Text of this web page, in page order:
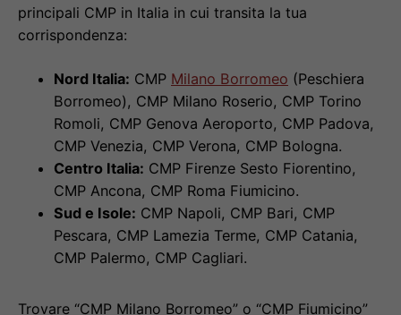
principali CMP in Italia in cui transita la tua
corrispondenza:
Nord Italia: CMP Milano Borromeo (Peschiera
Borromeo), CMP Milano Roserio, CMP Torino
Romoli, CMP Genova Aeroporto, CMP Padova,
CMP Venezia, CMP Verona, CMP Bologna.
Centro Italia: CMP Firenze Sesto Fiorentino,
CMP Ancona, CMP Roma Fiumicino.
Sud e Isole: CMP Napoli, CMP Bari, CMP
Pescara, CMP Lamezia Terme, CMP Catania,
CMP Palermo, CMP Cagliari.
Trovare “CMP Milano Borromeo” o “CMP Fiumicino”